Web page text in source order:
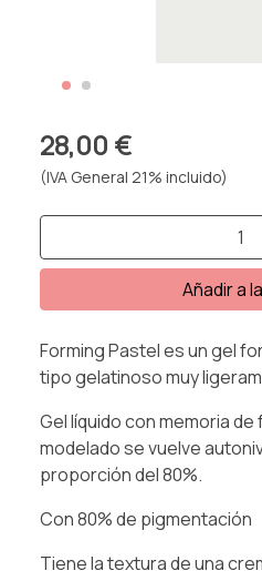
28,00 €
(IVA General 21% incluido)
Añadir a
Forming Pastel es un gel
tipo gelatinoso muy
Gel líquido con memoria
modelado se vuelve
proporción del 80%.
Con 80% de pigmentación
Tiene la textura de una